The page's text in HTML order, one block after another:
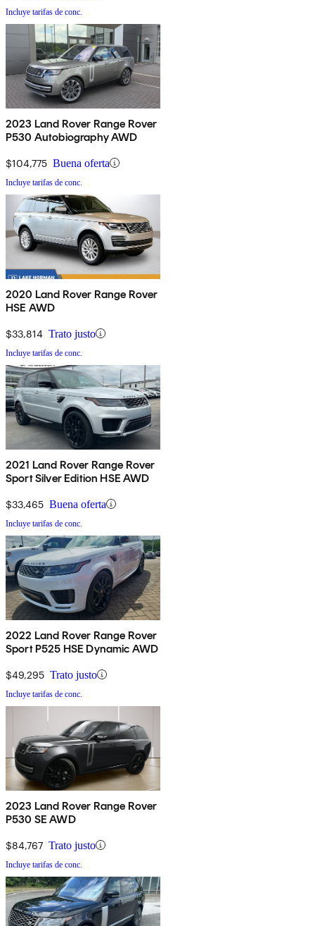
Incluye tarifas de conc.
2023 Land Rover Range Rover
P530 Autobiography AWD
$104,775 Buena oferta
Incluye tarifas de conc.
2020 Land Rover Range Rover
HSE AWD
$33,814 Trato justo
Incluye tarifas de conc.
2021 Land Rover Range Rover
Sport Silver Edition HSE AWD
$33,465 Buena oferta
Incluye tarifas de conc.
2022 Land Rover Range Rover
Sport P525 HSE Dynamic AWD
$49,295 Trato justo
Incluye tarifas de conc.
2023 Land Rover Range Rover
P530 SE AWD
$84,767 Trato justo
Incluye tarifas de conc.